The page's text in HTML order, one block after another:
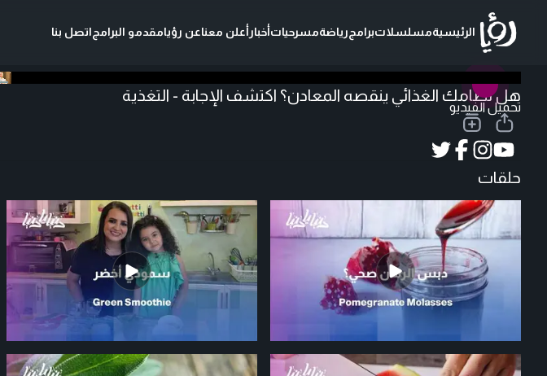
الرئيسيةمسلسلاتبرامجرياضةمسرحياتأخبارأعلن معناعن رؤيامقدمو البرامجاتصل بنا
تحميل الفيديو
هل نظامك الغذائي ينقصه المعادن؟ اكتشف الإجابة - التغذية
حلقات